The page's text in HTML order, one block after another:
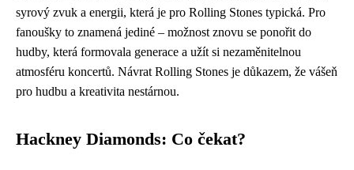
syrový zvuk a energii, která je pro Rolling Stones typická. Pro
fanoušky to znamená jediné – možnost znovu se ponořit do
hudby, která formovala generace a užít si nezaměnitelnou
atmosféru koncertů. Návrat Rolling Stones je důkazem, že vášeň
pro hudbu a kreativita nestárnou.
Hackney Diamonds: Co čekat?